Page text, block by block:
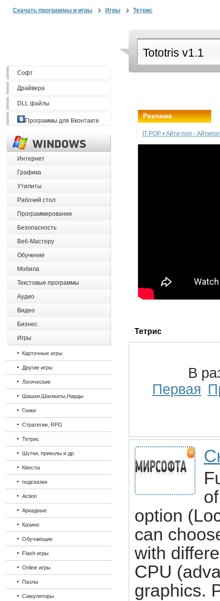
Скачать программы и игры Игры Тетрис
Софт
Драйвера
DLL файлы
Программы для Вконтакте
Интернет
Графика
Утилиты
Рабочий стол
Программирование
Безопасность
Веб-Мастеру
Обучение
Мобила
Текстовые программы
Аудио
Видео
Бизнес
Игры
Карточные игры
Другие игры
Логические
Шашки,Шахматы,Нарды
Гонки
Стратегии, RPG
Тетрис
Шутки, приколы и др.
Квесты
подсказки
Action
Аркадные
Казино
Обучающие
Flash игры
Online игры
Пазлы
Симуляторы
Реклама
IT POP • Айти-поп -
Тетрис
В
Первая
option
can
with
CPU
graphics.